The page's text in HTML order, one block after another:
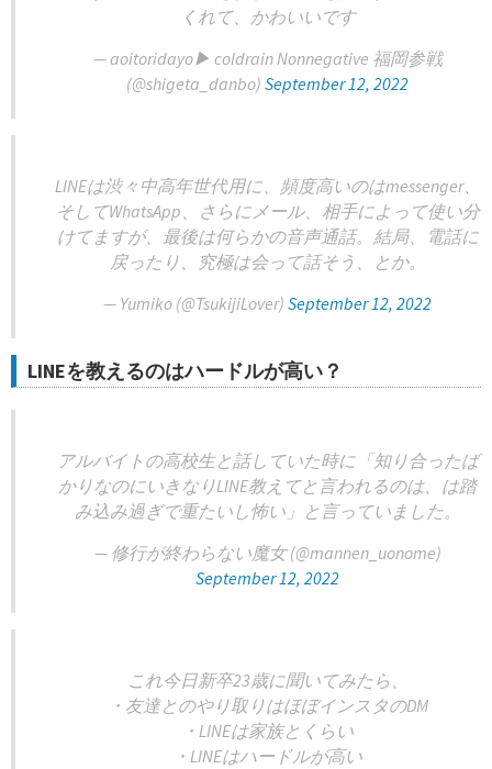
くれて、かわいいです
— aoitoridayo▶︎ coldrain Nonnegative 福岡参戦
(@shigeta_danbo) September 12, 2022
LINEは渋々中高年世代用に、頻度高いのはmessenger、
そしてWhatsApp、さらにメール、相手によって使い分
けてますが、最後は何らかの音声通話。結局、電話に
戻ったり、究極は会って話そう、とか。
— Yumiko (@TsukijiLover) September 12, 2022
LINEを教えるのはハードルが高い？
アルバイトの高校生と話していた時に「知り合ったば
かりなのにいきなりLINE教えてと言われるのは、は踏
み込み過ぎで重たいし怖い」と言っていました。
— 修行が終わらない魔女 (@mannen_uonome)
September 12, 2022
これ今日新卒23歳に聞いてみたら、
・友達とのやり取りはほぼインスタのDM
・LINEは家族とくらい
・LINEはハードルが高い